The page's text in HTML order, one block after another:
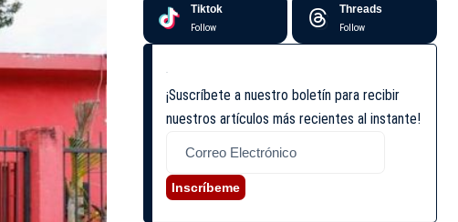
Tiktok
Follow
Threads
Follow
¡Suscríbete a nuestro boletín para recibir
nuestros artículos más recientes al instante!
Inscríbeme